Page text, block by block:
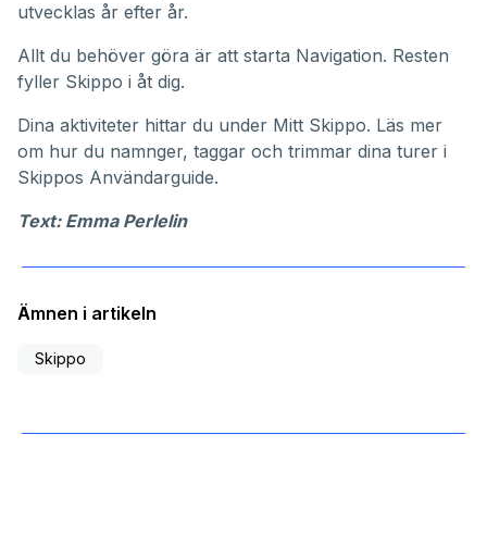
utvecklas år efter år.
Allt du behöver göra är att starta Navigation. Resten
fyller Skippo i åt dig.
Dina aktiviteter hittar du under Mitt Skippo. Läs mer
om hur du namnger, taggar och trimmar dina turer i
Skippos Användarguide.
Text: Emma Perlelin
Ämnen i artikeln
Skippo